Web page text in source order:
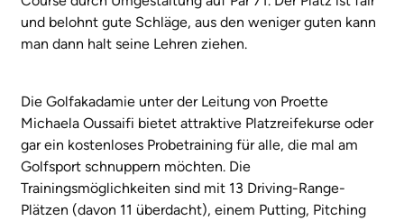
und belohnt gute Schläge, aus den weniger guten kann
man dann halt seine Lehren ziehen.
Die Golfakadamie unter der Leitung von Proette
Michaela Oussaifi bietet attraktive Platzreifekurse oder
gar ein kostenloses Probetraining für alle, die mal am
Golfsport schnuppern möchten. Die
Trainingsmöglichkeiten sind mit 13 Driving-Range-
Plätzen (davon 11 überdacht), einem Putting, Pitching